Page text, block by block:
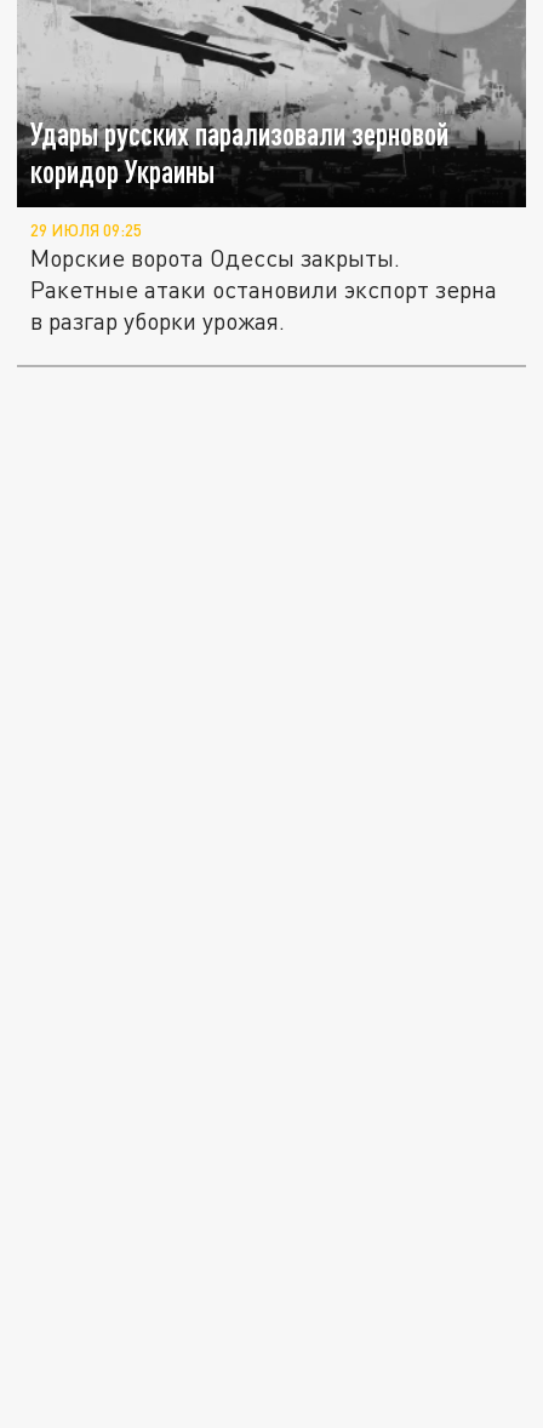
Удары русских парализовали зерновой
коридор Украины
29 ИЮЛЯ 09:25
Морские ворота Одессы закрыты.
Ракетные атаки остановили экспорт зерна
в разгар уборки урожая.